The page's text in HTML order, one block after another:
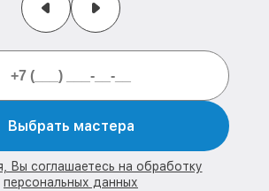
Выбрать мастера
Вы соглашаетесь на обработку
персональных данных